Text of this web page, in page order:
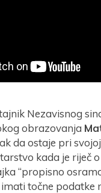
Nezavisnog
obrazovanja
da ostaje pri
kada je riječ
“propisno
točne podatke